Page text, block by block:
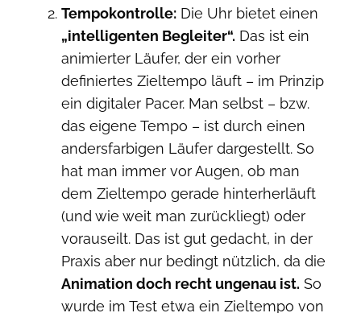
Tempokontrolle: Die Uhr bietet einen
„intelligenten Begleiter“. Das ist ein
animierter Läufer, der ein vorher
definiertes Zieltempo läuft – im Prinzip
ein digitaler Pacer. Man selbst – bzw.
das eigene Tempo – ist durch einen
andersfarbigen Läufer dargestellt. So
hat man immer vor Augen, ob man
dem Zieltempo gerade hinterherläuft
(und wie weit man zurückliegt) oder
vorauseilt. Das ist gut gedacht, in der
Praxis aber nur bedingt nützlich, da die
Animation doch recht ungenau ist. So
wurde im Test etwa ein Zieltempo von